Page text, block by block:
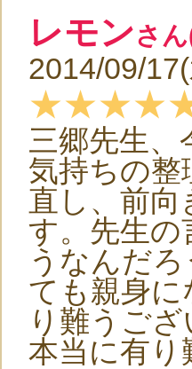
レモンさ
2014/09/
三郷先生
気持ちの
直し、前
す。先生
うなんだ
ても親身
り難うご
本当に有